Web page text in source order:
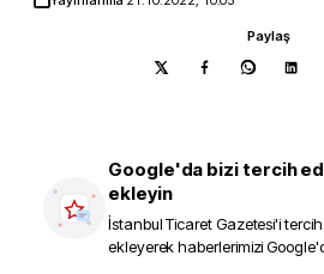
Paylaş
Google'da bizi tercih
ekleyin
İstanbul Ticaret Gazetesi'i
ekleyerek haberlerimizi